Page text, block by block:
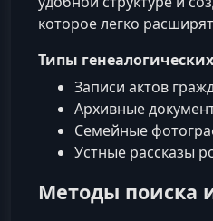
которое легко
Типы
Записи актов
Архивные
Семейные
Устные рассказы
Методы поиска